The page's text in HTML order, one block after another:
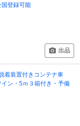
国登録可能
出品
着装置付きコンテナ車
イン・5ｍ３箱付き・予備